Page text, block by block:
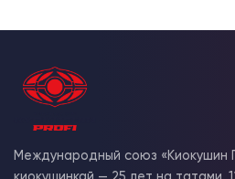
Международный союз «Киокушин